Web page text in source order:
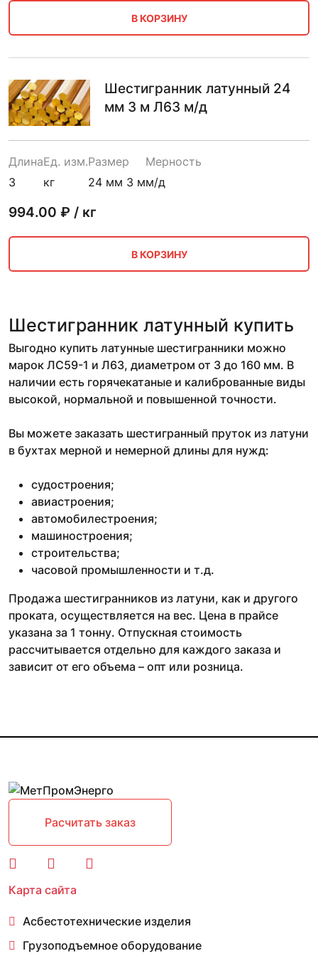
В КОРЗИНУ
Шестигранник латунный 24
мм 3 м Л63 м/д
Длина
3
Ед. изм.
кг
Размер
24 мм 3 м
Мерность
м/д
994.00 ₽ / кг
В КОРЗИНУ
Шестигранник латунный купить
Выгодно купить латунные шестигранники можно
марок ЛС59-1 и Л63, диаметром от 3 до 160 мм. В
наличии есть горячекатаные и калиброванные виды
высокой, нормальной и повышенной точности.
Вы можете заказать шестигранный пруток из латуни
в бухтах мерной и немерной длины для нужд:
судостроения;
авиастроения;
автомобилестроения;
машиностроения;
строительства;
часовой промышленности и т.д.
Продажа шестигранников из латуни, как и другого
проката, осуществляется на вес. Цена в прайсе
указана за 1 тонну. Отпускная стоимость
рассчитывается отдельно для каждого заказа и
зависит от его объема – опт или розница.
Расчитать заказ
Карта сайта
Асбестотехнические изделия
Грузоподъемное оборудование